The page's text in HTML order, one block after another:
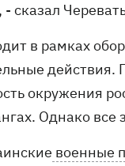
сказал
в рамках
действия.
окружения
Однако все
военные